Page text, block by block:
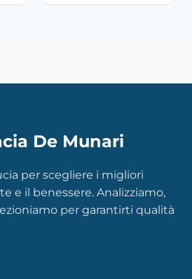
De Munari
per scegliere i migliori
e il benessere. Analizziamo,
per garantirti qualità